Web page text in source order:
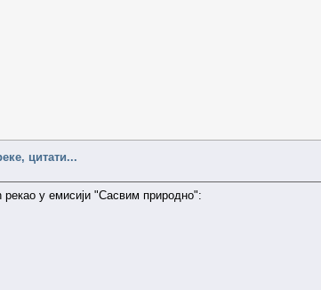
цитати...
у емисији "Сасвим природно":